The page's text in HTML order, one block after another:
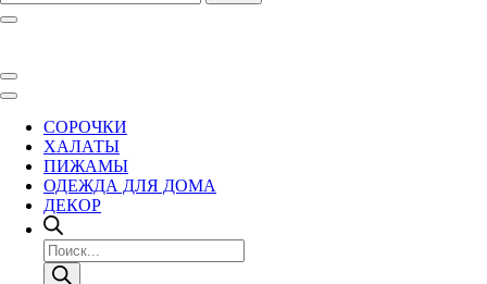
СОРОЧКИ
ХАЛАТЫ
ПИЖАМЫ
ОДЕЖДА ДЛЯ ДОМА
ДЕКОР
Поиск
товаров